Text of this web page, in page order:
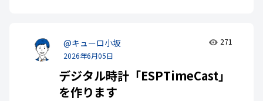
@キューロ小坂
2026年6月05日
271
デジタル時計「ESPTimeCast」
を作ります